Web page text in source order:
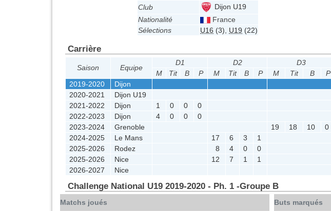
Club
Dijon U19
Nationalité
France
Sélections
U16 (3), U19 (22)
Carrière
Saison Equipe
D1 D2 D3
M
Tit B P M Tit B P M Tit B P
2019-2020
Dijon
2020-2021
Dijon U19
2021-2022
Dijon 1 0 0 0
2022-2023
Dijon 4 0 0 0
2023-2024
Grenoble 19 18 10 0
2024-2025
Le Mans 17 6 3 1
2025-2026
Rodez 8 4 0 0
2025-2026
Nice 12 7 1
1
2026-2027
Nice
Challenge National U19 2019-2020 - Ph. 1 -Groupe B
Matchs joués
Buts marqués